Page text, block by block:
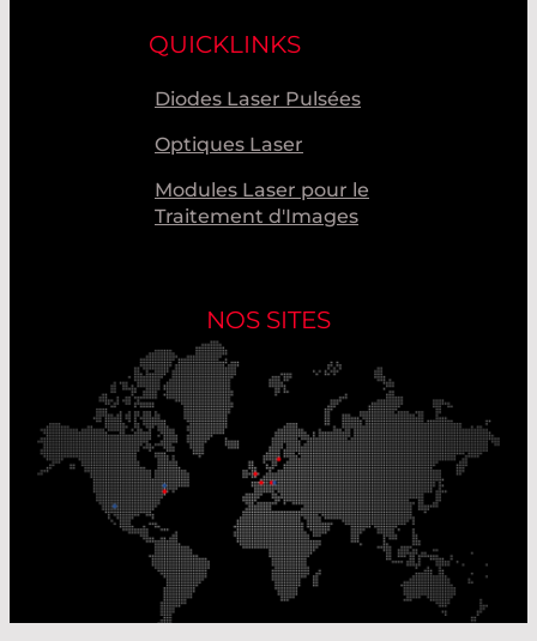
QUICKLINKS
Diodes Laser Pulsées
Optiques Laser
Modules Laser pour le
Traitement d'Images
NOS SITES